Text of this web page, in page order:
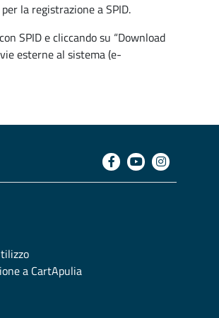
la registrazione a SPID.
SPID e cliccando su “Download
esterne al sistema (e-
a CartApulia